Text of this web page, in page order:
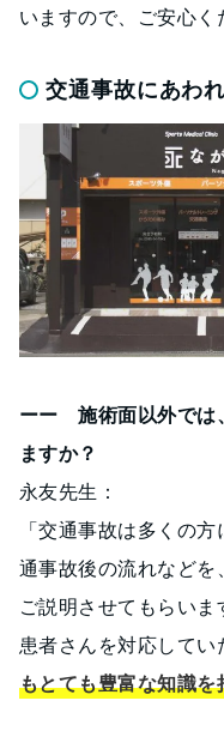
いますので、ご安心く
交通事故にあわ
ーー 施術面以外では
ますか？
永友先生：
「交通事故は多くの
通事故後の流れなど
ご説明させてもらい
患者さんを対応して
もとても豊富な知識を